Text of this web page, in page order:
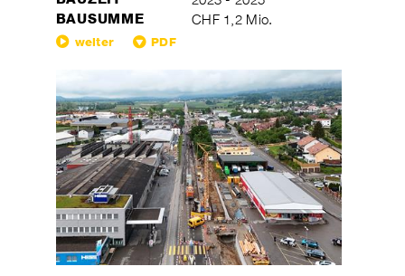
BAUSUMME CHF 1,2 Mio.
weiter PDF